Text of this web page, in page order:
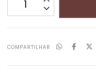
COMPARTILHAR